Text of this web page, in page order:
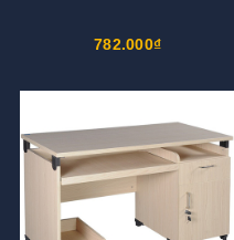
782.000₫